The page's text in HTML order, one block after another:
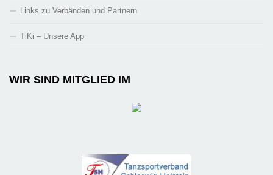
Links zu Verbänden und Partnern
TiKi – Unsere App
WIR SIND MITGLIED IM